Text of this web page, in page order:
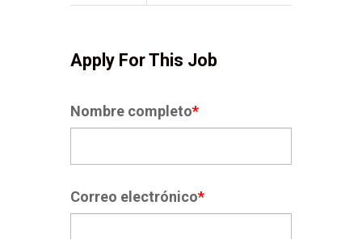
Apply For This Job
Nombre completo*
Correo electrónico*